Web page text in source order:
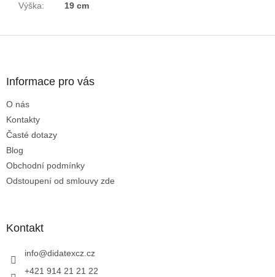
Výška: 19 cm
Informace pro vás
O nás
Kontakty
Časté dotazy
Blog
Obchodní podmínky
Odstoupení od smlouvy zde
Kontakt
info@didatexcz.cz
+421 914 21 21 22